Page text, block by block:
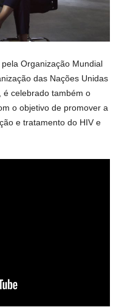
Organização Mundial
das Nações Unidas
é celebrado também o
o objetivo de promover a
e tratamento do HIV e